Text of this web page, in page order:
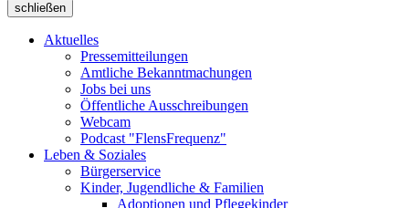
schließen
Aktuelles
Pressemitteilungen
Amtliche Bekanntmachungen
Jobs bei uns
Öffentliche Ausschreibungen
Webcam
Podcast "FlensFrequenz"
Leben & Soziales
Bürgerservice
Kinder, Jugendliche & Familien
Adoptionen und Pflegekinder